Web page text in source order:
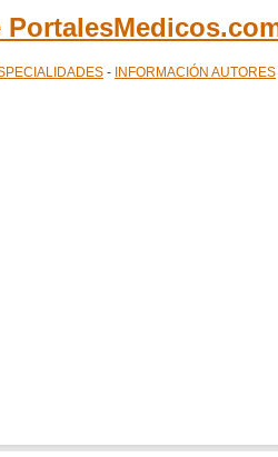
- INFORMACIÓN AUTORES